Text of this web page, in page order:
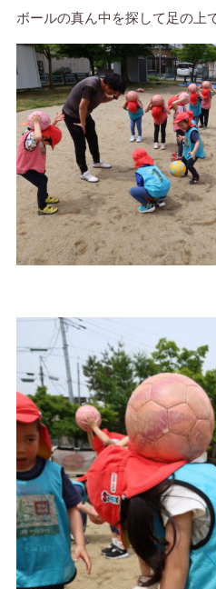
ボールの真ん中を探して足の上